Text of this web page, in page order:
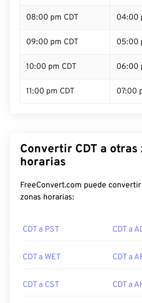
08:00 pm CDT 04:00
09:00 pm CDT 05:00
10:00 pm CDT 06:00
11:00 pm CDT 07:00
Convertir CDT a otras
horarias
FreeConvert.com puede convertir
zonas horarias:
CDT a PST CDT a
CDT a WET CDT a
CDT a CST CDT a